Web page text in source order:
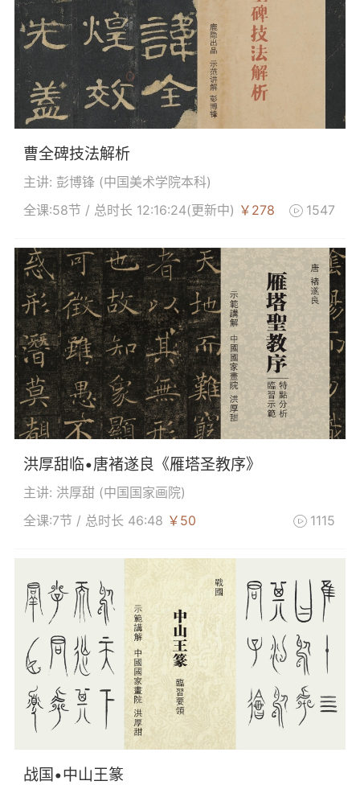
曹全碑技法解析
主讲: 彭博锋 (中国美术学院本科)
全课:58节 / 总时长 12:16:24(更新中) ￥278  1547
洪厚甜临•唐褚遂良《雁塔圣教序》
主讲: 洪厚甜 (中国国家画院)
全课:7节 / 总时长 46:48 ￥50  1115
战国•中山王篆